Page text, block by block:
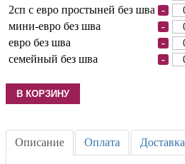
2сп с евро простыней без шва
-
мини-евро без шва
-
евро без шва
-
семейный без шва
-
Описание Оплата Доставка